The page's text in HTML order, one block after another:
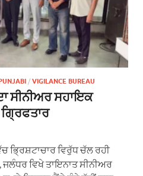
/ VIGILANCE BUREAU
ਸੀਨੀਅਰ ਸਹਾਇਕ
ਭ੍ਰਿਸ਼ਟਾਚਾਰ ਵਿਰੁੱਧ ਚੱਲ ਰਹੀ
ਜਲੰਧਰ ਵਿਖੇ ਤਾਇਨਾਤ ਸੀਨੀਅਰ